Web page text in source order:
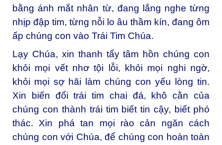
bằng ánh mắt nhân từ, đang lắng nghe từng
nhịp đập tim, từng nỗi lo âu thầm kín, đang ôm
ấp chúng con vào Trái Tim Chúa.
Lạy Chúa, xin thanh tẩy tâm hồn chúng con
khỏi mọi vết nhơ tội lỗi, khỏi mọi nghi ngờ,
khỏi mọi sợ hãi làm chúng con yếu lòng tin.
Xin biến đổi trái tim chai đá, khô cằn của
chúng con thành trái tim biết tin cậy, biết phó
thác. Xin phá tan mọi rào cản ngăn cách
chúng con với Chúa, để chúng con hoàn toàn